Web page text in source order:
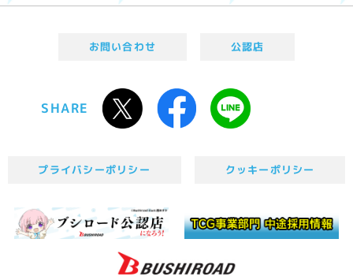
お問い合わせ 公認店
SHARE
プライバシーポリシー クッキーポリシー